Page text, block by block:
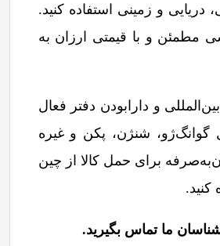
و زمینی استفاده کنید.
مطمئن و با قیمتی ارزان به
و دارابودن دفتر فعال
گوانگ‌ژو، شنژن، پکن و غیره
برای حمل کالا از چین
ما تماس بگیرید.